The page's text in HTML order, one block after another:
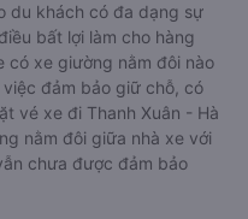
du khách có đa dạng sự
bất lợi làm cho hàng
có xe giường nằm đôi nào
đảm bảo giữ chỗ, có
vé xe đi Thanh Xuân - Hà
nằm đôi giữa nhà xe với
chưa được đảm bảo